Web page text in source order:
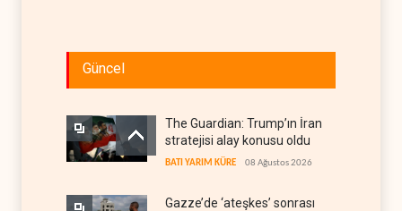
Güncel
The Guardian: Trump’ın İran
stratejisi alay konusu oldu
BATI YARIM KÜRE 08 Ağustos 2026
Gazze’de ‘ateşkes’ sonrası